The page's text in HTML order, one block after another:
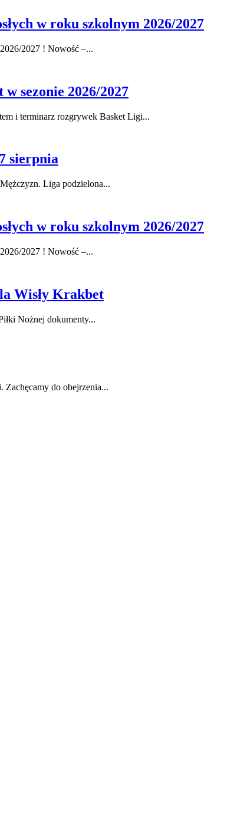
w roku szkolnym 2026/2027
2027 ! Nowość –...
sezonie 2026/2027
i terminarz rozgrywek Basket Ligi...
sierpnia
Liga podzielona...
w roku szkolnym 2026/2027
2027 ! Nowość –...
Wisły Krakbet
Nożnej dokumenty...
Zachęcamy do obejrzenia...